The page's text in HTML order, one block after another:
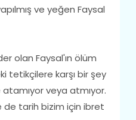
ve yeğen Faysal
olan Faysal'ın ölüm
tetikçilere karşı bir şey
atamıyor veya atmıyor.
de tarih bizim için ibret